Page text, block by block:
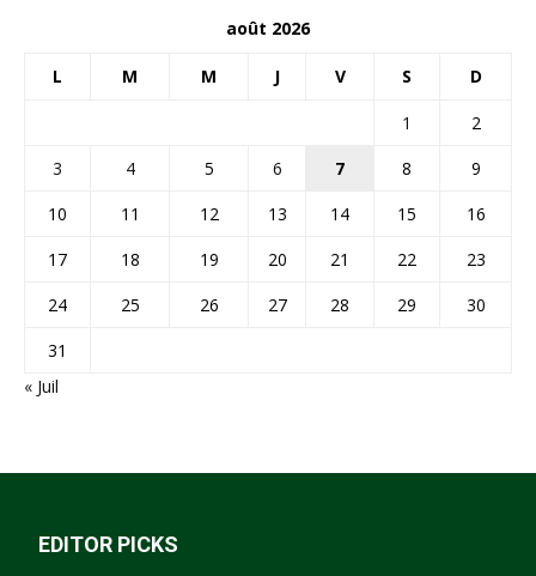
août 2026
L M M J V S D
1
2
3
4 5 6 7 8
9
10
11 12 13 14 15
16
17
18 19 20 21 22
23
24
25 26 27 28 29
30
31
« Juil
EDITOR PICKS